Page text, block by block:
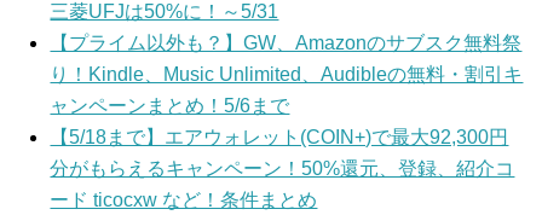
三菱UFJは50%に！～5/31
【プライム以外も？】GW、Amazonのサブスク無料祭
り！Kindle、Music Unlimited、Audibleの無料・割引キ
ャンペーンまとめ！5/6まで
【5/18まで】エアウォレット(COIN+)で最大92,300円
分がもらえるキャンペーン！50%還元、登録、紹介コ
ード ticocxw など！条件まとめ